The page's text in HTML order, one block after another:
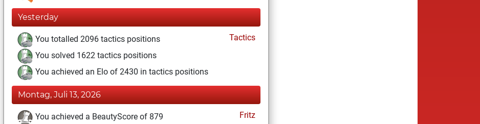
Yesterday
You totalled 2096 tactics positions
Tactics
You solved 1622 tactics positions
You achieved an Elo of 2430 in tactics positions
Montag, Juli 13, 2026
You achieved a BeautyScore of 879
Fritz